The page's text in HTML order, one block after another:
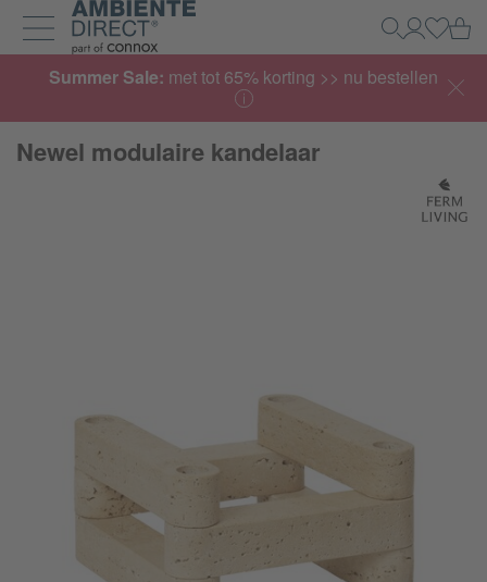
Home
Navigatie uit- en inklappen
Zoeken
Mijn
Summer Sale: met tot 65% korting >> nu bestellen
Newel modulaire kandelaar